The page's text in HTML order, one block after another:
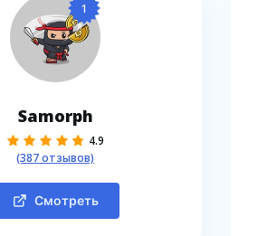
1
Samorph
4.9
(387 отзывов)
Смотреть